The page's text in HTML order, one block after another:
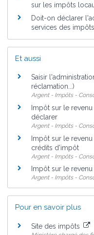
sur les impôts
Doit-on déclarer
services des
Et aussi
Saisir
réclamation...)
Argent - Impôts -
Impôt sur le
déclarer
Argent - Impôts -
Impôt sur le
crédits d'impôt
Argent - Impôts -
Impôt sur le
Argent - Impôts -
Pour en savoir plus
Site des impôts